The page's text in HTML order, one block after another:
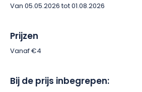
producten. Reserveer je plaats voor dit
Van 05.05.2026 tot 01.08.2026
Prijzen
Vanaf €4
Bij de prijs inbegrepen: